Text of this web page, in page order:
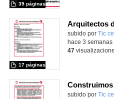
39 páginas
Arquitectos
subido por Tic
17 páginas
hace 3 semanas
47
subido por Tic